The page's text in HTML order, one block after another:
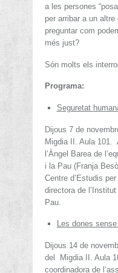
a les persones
per arribar a un
preguntar com
més just?
Són molts els
Programa:
Seguretat
Dijous 7 de
Migdia II. Aula 101.
l’Àngel Barea de
i la Pau (Franja
Centre d’Estudis
directora de
Pau.
Les dones sense
Dijous 14 de
del Migdia II. Aula
coordinadora de